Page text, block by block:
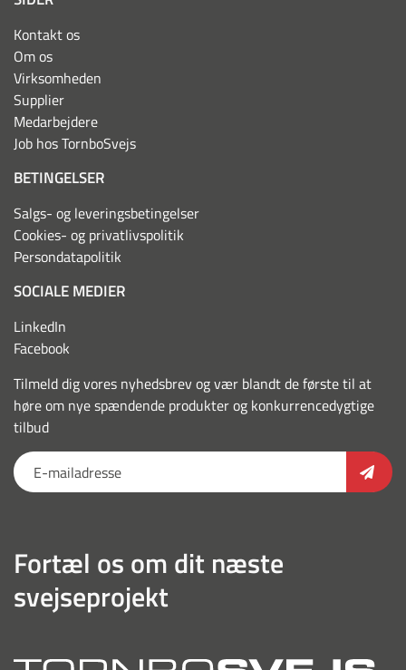
Kontakt os
Om os
Virksomheden
Supplier
Medarbejdere
Job hos TornboSvejs
BETINGELSER
Salgs- og leveringsbetingelser
Cookies- og privatlivspolitik
Persondatapolitik
SOCIALE MEDIER
LinkedIn
Facebook
Tilmeld dig vores nyhedsbrev og vær blandt de første til at
høre om nye spændende produkter og konkurrencedygtige
tilbud
Fortæl os om dit næste
svejseprojekt